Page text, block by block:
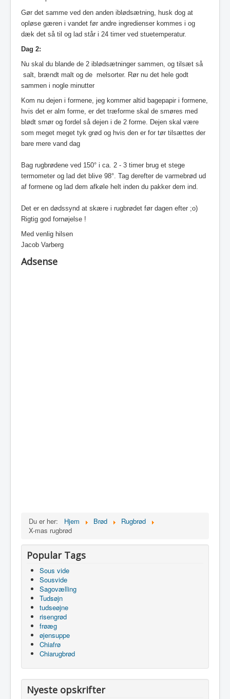
Gør det samme ved den anden iblødsætning, husk dog at
opløse gæren i vandet før andre ingredienser kommes i og
dæk det så til og lad står i 24 timer ved stuetemperatur.
Dag 2:
Nu skal du blande de 2 iblødsætninger sammen, og tilsæt så
salt, brændt malt og de melsorter. Rør nu det hele godt
sammen i nogle minutter
Kom nu dejen i formene, jeg kommer altid bagepapir i formene,
hvis det er alm forme, er det træforme skal de smøres med
blødt smør og fordel så dejen i de 2 forme. Dejen skal være
som meget meget tyk grød og hvis den er for tør tilsættes der
bare mere vand dag
Bag rugbrødene ved 150° i ca. 2 - 3 timer brug et stege
termometer og lad det blive 98°. Tag derefter de varmebrød ud
af formene og lad dem afkøle helt inden du pakker dem ind.
Det er en dødssynd at skære i rugbrødet før dagen efter ;o)
Rigtig god fornøjelse !
Med venlig hilsen
Jacob Varberg
Adsense
Du er her: Hjem Brød
Rugbrød
X-mas rugbrød
Popular Tags
Sous vide
Sousvide
Sagovælling
Tudsøjn
tudseøjne
risengrød
frøæg
øjensuppe
Chiafrø
Chiarugbrød
Nyeste opskrifter